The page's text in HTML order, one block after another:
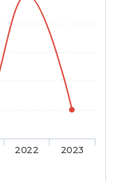
2022 2023